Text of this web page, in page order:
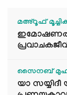
മഅ്റൂഫ്
ഇമോഷണൽ
സൈനബ്
യാ